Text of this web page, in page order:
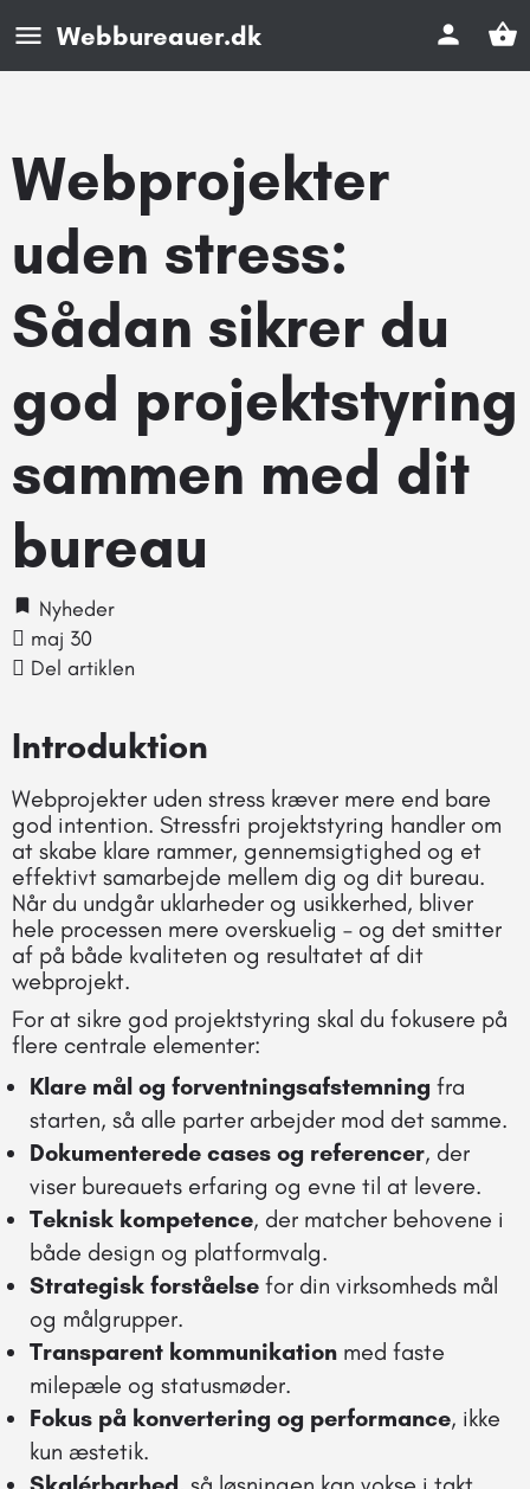
Webbureauer.dk
Webprojekter
uden stress:
Sådan sikrer du
god projektstyring
sammen med dit
bureau
Nyheder
maj 30
Del artiklen
Introduktion
Webprojekter uden stress kræver mere end bare
god intention. Stressfri projektstyring handler om
at skabe klare rammer, gennemsigtighed og et
effektivt samarbejde mellem dig og dit bureau.
Når du undgår uklarheder og usikkerhed, bliver
hele processen mere overskuelig – og det smitter
af på både kvaliteten og resultatet af dit
webprojekt.
For at sikre god projektstyring skal du fokusere på
flere centrale elementer:
Klare mål og forventningsafstemning fra
starten, så alle parter arbejder mod det samme.
Dokumenterede cases og referencer, der
viser bureauets erfaring og evne til at levere.
Teknisk kompetence, der matcher behovene i
både design og platformvalg.
Strategisk forståelse for din virksomheds mål
og målgrupper.
Transparent kommunikation med faste
milepæle og statusmøder.
Fokus på konvertering og performance, ikke
kun æstetik.